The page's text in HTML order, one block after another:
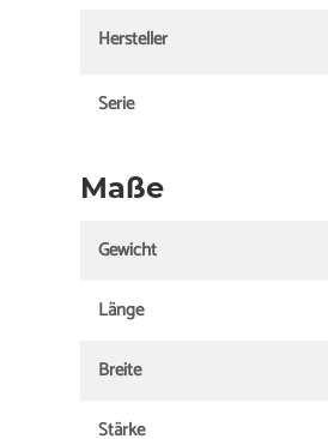
Hersteller
Serie
Maße
Gewicht
Länge
Breite
Stärke